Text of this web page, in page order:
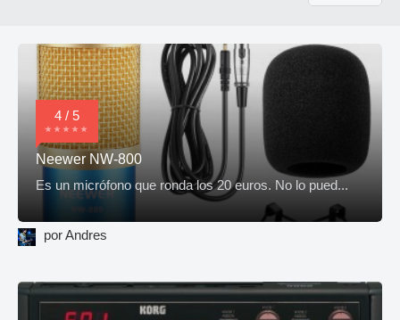
4 / 5
Neewer NW-800
Es un micrófono que ronda los 20 euros. No lo pued...
por Andres